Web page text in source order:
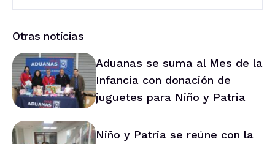
Otras noticias
Aduanas se suma al Mes de la
Infancia con donación de
juguetes para Niño y Patria
Niño y Patria se reúne con la